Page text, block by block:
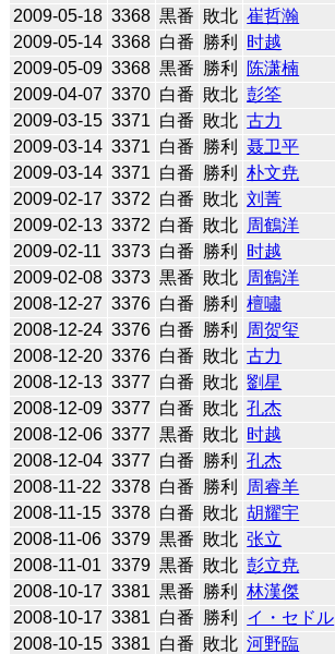
2009-05-18 3368 黒番 敗北 崔哲瀚
2009-05-14 3368 白番 勝利 时越
2009-05-09 3368 黒番 勝利 陈潇楠
2009-04-07 3370 白番 敗北 彭筌
2009-03-15 3371 白番 敗北 古力
2009-03-14 3371 白番 勝利 聂卫平
2009-03-14 3371 白番 勝利 朴文尭
2009-02-17 3372 白番 敗北 刘菁
2009-02-13 3372 白番 敗北 周鶴洋
2009-02-11 3373 白番 勝利 时越
2009-02-08 3373 黒番 敗北 周鶴洋
2008-12-27 3376 白番 勝利 檀嘯
2008-12-24 3376 白番 勝利 周贺玺
2008-12-20 3376 白番 敗北 古力
2008-12-13 3377 白番 敗北 劉星
2008-12-09 3377 白番 敗北 孔杰
2008-12-06 3377 黒番 敗北 时越
2008-12-04 3377 白番 勝利 孔杰
2008-11-22 3378 白番 勝利 周睿羊
2008-11-15 3378 白番 敗北 胡耀宇
2008-11-06 3379 黒番 敗北 张立
2008-11-01 3379 黒番 敗北 彭立尭
2008-10-17 3381 黒番 勝利 林漢傑
2008-10-17 3381 白番 勝利 イ・セドル
2008-10-15 3381 白番 敗北 河野臨